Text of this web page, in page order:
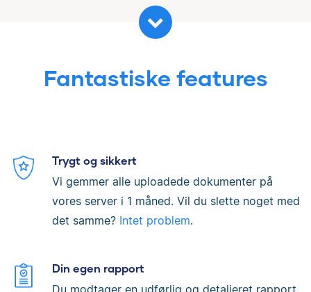
Fantastiske features
Trygt og sikkert
Vi gemmer alle uploadede dokumenter på
vores server i 1 måned. Vil du slette noget med
det samme? Intet problem.
Din egen rapport